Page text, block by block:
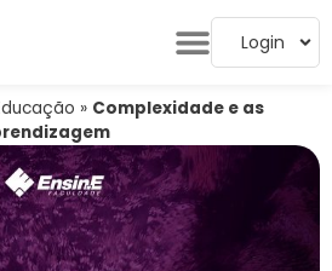
Login
» Complexidade e as